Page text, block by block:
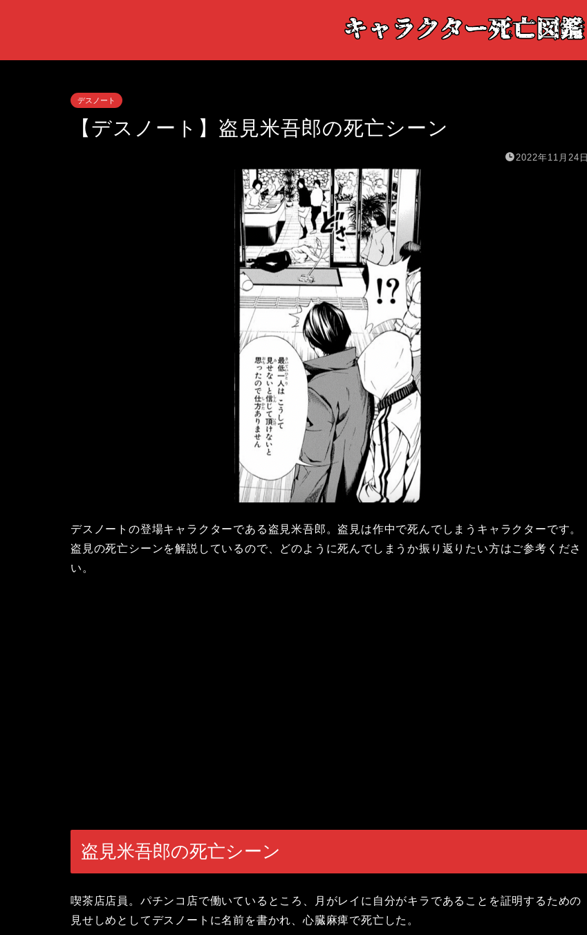
デスノート
【デスノート】盗見米吾郎の死亡シーン
2022年11月24日
デスノートの登場キャラクターである盗見米吾郎。盗見は作中で死んでしまうキャラクターです。
盗見の死亡シーンを解説しているので、どのように死んでしまうか振り返りたい方はご参考くださ
い。
盗見米吾郎の死亡シーン
喫茶店店員。パチンコ店で働いているところ、月がレイに自分がキラであることを証明するための
見せしめとしてデスノートに名前を書かれ、心臓麻痺で死亡した。